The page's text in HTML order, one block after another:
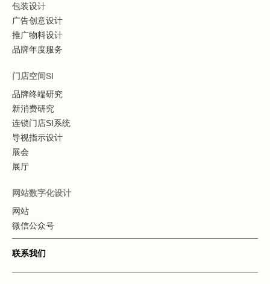
包装设计
广告创意设计
推广物料设计
品牌年度服务
门店空间SI
品牌终端研究
新消费研究
连锁门店SI系统
导视指示设计
展会
展厅
网站数字化设计
网站
微信公众号
联系我们